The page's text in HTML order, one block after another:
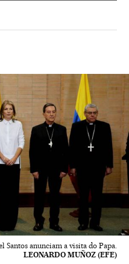
Sociales
anunciam a visita do Papa.
LEONARDO MUÑOZ (EFE)